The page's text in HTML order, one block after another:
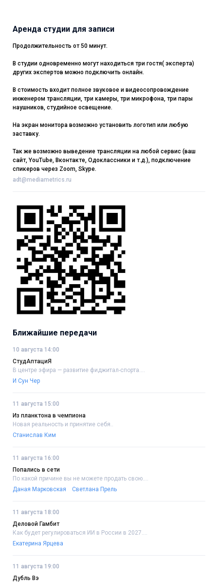
Аренда студии для записи
Продолжительность от 50 минут.
В студии одновременно могут находиться три гостя( эксперта)
других экспертов можно подключить онлайн.
В стоимость входит полное звуковое и видеосопровождение
инженером трансляции, три камеры, три микрофона, три пары
наушников, студийное освещение.
На экран монитора возможно установить логотип или любую
заставку.
Так же возможно выведение трансляции на любой сервис (ваш
сайт, YouTube, Вконтакте, Одоклассники и т.д.), подключение
спикеров через Zoom, Skype.
adt@mediametrics.ru
Ближайшие передачи
10 августа 14:00
СтудАптациЯ
В центре эфира — развитие фиджитал-спорта....
И Сун Чер
11 августа 15:00
Из планктона в чемпиона
Новая реальность и принятие себя..
Станислав Ким
11 августа 16:00
Попались в сети
По какой причине вы не можете продать свою....
Даная Марковская
Светлана Прель
11 августа 18:00
Деловой Гамбит
Как будет регулироваться ИИ в России в 2027....
Екатерина Ярцева
11 августа 19:00
Дубль Вэ